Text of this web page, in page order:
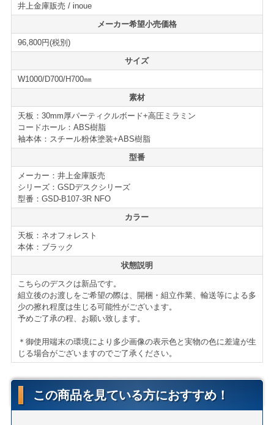
さらに、左袖、2段袖も用意されており用途や配置に合わ
せて変更して注文する事が可能になっています。
＊ご希望がある場合は、備考欄にご入力下さい。指定が
無い場合は右3段袖になります。
機能性、デザイン、コストパフォーマンスに優れた万能
デスクの新増設、買い替えの際には、是非ご検討下さ
い。
GSDデスクシリーズ
■オールロック機構
■ダブルサスペンションレール（最下段）
■仕切り付属
■鍵2本付属
■GSDデスクシリーズはこちら
＊サイズ等の詳細はページ下部に記載がございます。
【送料・配送について】
横浜市内 1,000円（税別）から（軒先渡し ＊簡単な搬
入可）
＊お客様のご要望に応じたお渡し方法で送料算出致しま
す。
井上金庫販売 / inoue
メーカー希望小売価格
96,800円(税別)
サイズ
W1000/D700/H700㎜
素材
天板：30mm厚パーティクルボード+高圧ミラミン
コードホール：ABS樹脂
袖本体：スチール粉体塗装+ABS樹脂
型番
メーカー：井上金庫販売
シリーズ：GSDデスクシリーズ
型番：GSD-B107-3R NFO
カラー
天板：ネオフォレスト
本体：ブラック
状態説明
こちらのデスクは新品です。
組立後のお渡しをご希望の際は、開梱・組立作業、輸送等による多
少の擦れ程度は生じる可能性がございます。
予めご了承の程、お願い致します。
＊御使用端末の環境により多少画像の表示色と実物の色に差違が生
じる場合がございますのでご了承ください。
この商品を見ている方におすすめ！